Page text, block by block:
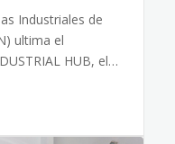
Industriales de
ultima el
HUB, el…